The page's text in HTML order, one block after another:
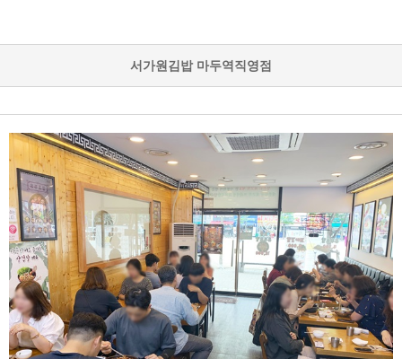
서가원김밥 마두역직영점